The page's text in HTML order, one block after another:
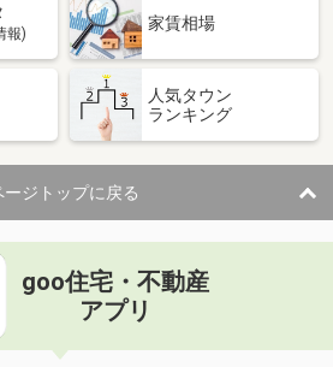
10.40万円
三重県津市広明町
42.34m²
1LDK
10.60万円
三重県津市広明町
42.34m²
報)
家賃相場
人気タウン
ランキング
ージトップに戻る
goo住宅・不動産
アプリ